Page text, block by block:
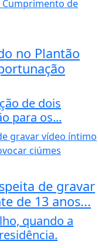
no Plantão
de dois
para os...
de gravar
de 13 anos...
quando a